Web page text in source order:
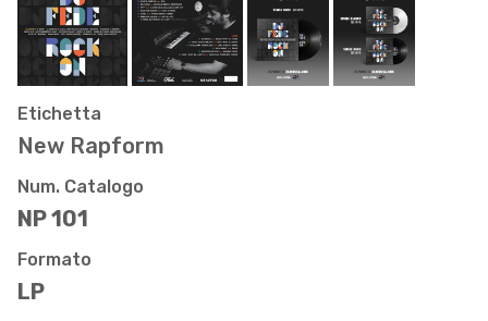
Etichetta
New Rapform
Num. Catalogo
NP 101
Formato
LP